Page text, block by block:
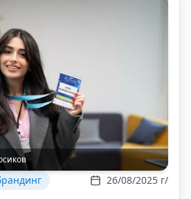
26/08/2025 г/